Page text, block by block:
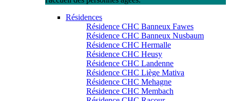
Résidences
Résidence CHC Banneux Fawes
Résidence CHC Banneux Nusbaum
Résidence CHC Hermalle
Résidence CHC Heusy
Résidence CHC Landenne
Résidence CHC Liège Mativa
Résidence CHC Mehagne
Résidence CHC Membach